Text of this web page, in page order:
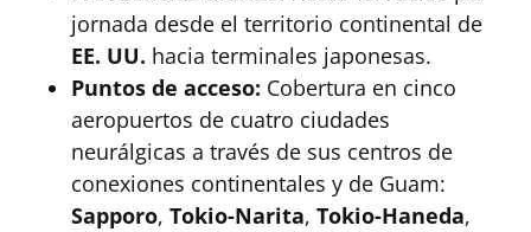
jornada desde el territorio continental de
EE. UU. hacia terminales japonesas.
Puntos de acceso: Cobertura en cinco
aeropuertos de cuatro ciudades
neurálgicas a través de sus centros de
conexiones continentales y de Guam:
Sapporo, Tokio-Narita, Tokio-Haneda,